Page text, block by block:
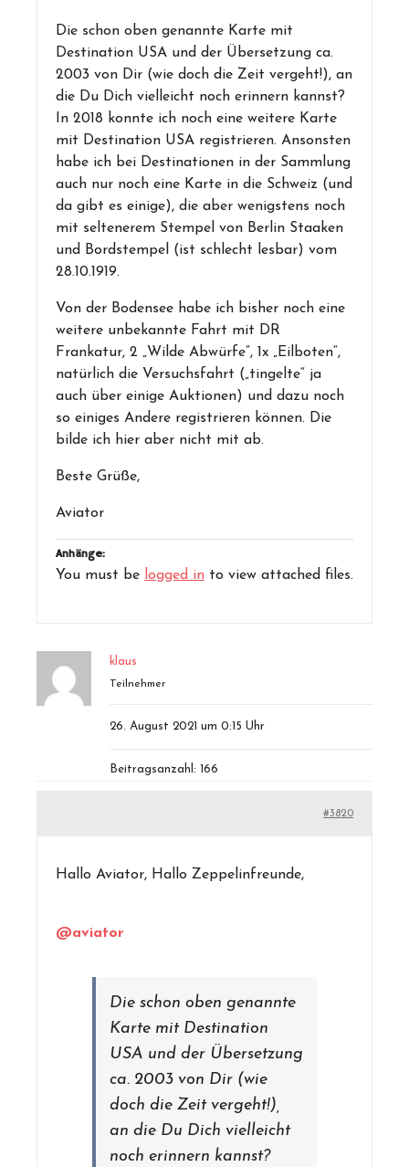
Die schon oben genannte Karte mit
Destination USA und der Übersetzung ca.
2003 von Dir (wie doch die Zeit vergeht!), an
die Du Dich vielleicht noch erinnern kannst?
In 2018 konnte ich noch eine weitere Karte
mit Destination USA registrieren. Ansonsten
habe ich bei Destinationen in der Sammlung
auch nur noch eine Karte in die Schweiz (und
da gibt es einige), die aber wenigstens noch
mit seltenerem Stempel von Berlin Staaken
und Bordstempel (ist schlecht lesbar) vom
28.10.1919.
Von der Bodensee habe ich bisher noch eine
weitere unbekannte Fahrt mit DR
Frankatur, 2 „Wilde Abwürfe“, 1x „Eilboten“,
natürlich die Versuchsfahrt („tingelte“ ja
auch über einige Auktionen) und dazu noch
so einiges Andere registrieren können. Die
bilde ich hier aber nicht mit ab.
Beste Grüße,
Aviator
Anhänge:
You must be logged in to view attached files.
klaus
Teilnehmer
26. August 2021 um 0:15 Uhr
Beitragsanzahl: 166
#3820
Hallo Aviator, Hallo Zeppelinfreunde,
@aviator
Die schon oben genannte
Karte mit Destination
USA und der Übersetzung
ca. 2003 von Dir (wie
doch die Zeit vergeht!),
an die Du Dich vielleicht
noch erinnern kannst?